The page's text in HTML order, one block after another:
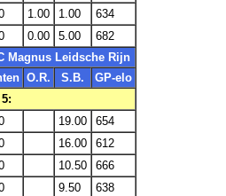
1.00 1.00
634
0.00 5.00
682
Magnus Leidsche Rijn
O.R. S.B.
GP-elo
19.00
654
16.00
612
10.50
666
9.50
638